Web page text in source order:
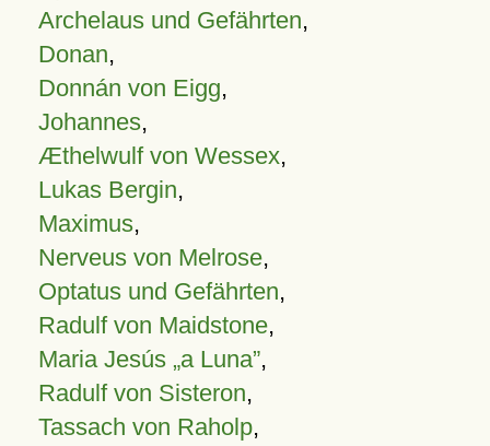
Archelaus und Gefährten,
Donan,
Donnán von Eigg,
Johannes,
Æthelwulf von Wessex,
Lukas Bergin,
Maximus,
Nerveus von Melrose,
Optatus und Gefährten,
Radulf von Maidstone,
Maria Jesús „a Luna”,
Radulf von Sisteron,
Tassach von Raholp,